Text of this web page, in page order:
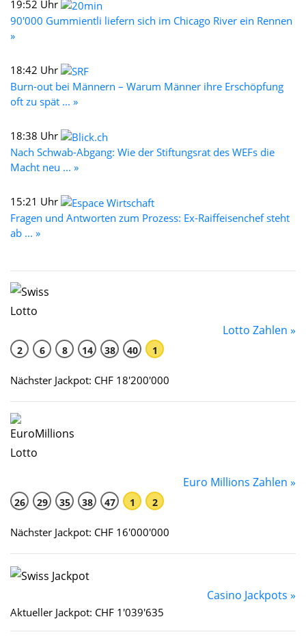
19:52 Uhr
90'000 Gummientli liefern sich im Chicago River ein Rennen
»
18:42 Uhr
Burn-out bei Männern – Warum Männer ihre Erschöpfung
oft zu spät ... »
18:38 Uhr
Nach Schwab-Abgang: Wie der Stiftungsrat des WEFs die
Macht neu ... »
15:21 Uhr
Fragen und Antworten zum Prozess: Ex-Raiffeisenchef steht
ab ... »
Lotto Zahlen »
2 6 8 14 38 40 1
Nächster Jackpot: CHF 18'200'000
Euro Millions Zahlen »
26 29 35 38 47 1 2
Nächster Jackpot: CHF 16'000'000
Casino Jackpots »
Aktueller Jackpot: CHF 1'039'635